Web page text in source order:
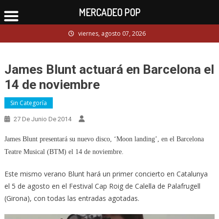
to
viernes, agosto 07, 2026
James Blunt actuará en Barcelona el
14 de noviembre
Sin Categoría
27 De Junio De 2014
James Blunt presentará su nuevo disco, ‘Moon landing’, en el Barcelona
Teatre Musical (BTM) el 14 de noviembre.
Este mismo verano Blunt hará un primer concierto en Catalunya
el 5 de agosto en el Festival Cap Roig de Calella de Palafrugell
(Girona), con todas las entradas agotadas.
MERCADEO POP